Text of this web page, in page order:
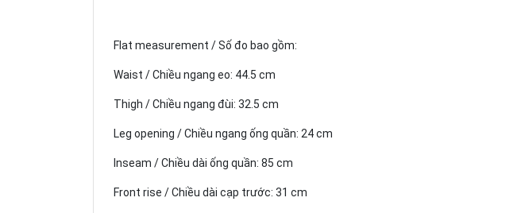
Flat measurement / Số đo bao gồm:
Waist / Chiều ngang eo: 44.5 cm
Thigh / Chiều ngang đùi: 32.5 cm
Leg opening / Chiều ngang ống quần: 24 cm
Inseam / Chiều dài ống quần: 85 cm
Front rise / Chiều dài cạp trước: 31 cm